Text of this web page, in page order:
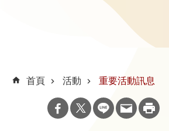
首頁 活動 重要活動訊息